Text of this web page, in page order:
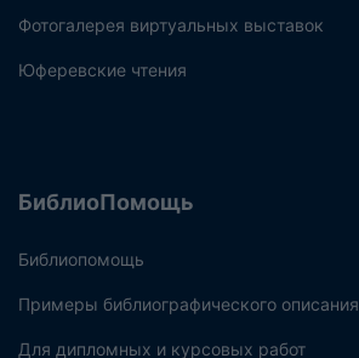
Фотогалерея виртуальных выставок
Юферевские чтения
БиблиоПомощь
Библиопомощь
Примеры библиографического описания
Для дипломных и курсовых работ